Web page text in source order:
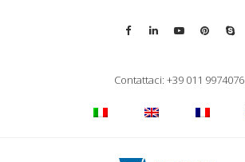
Contattaci: +39 011 9974076